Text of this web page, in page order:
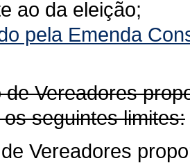
ao da eleição;
pela Emenda
de Vereadores
seguintes limites:
Vereadores